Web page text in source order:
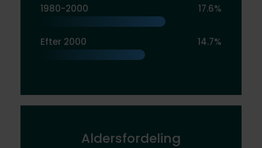
1980-2000 17.6%
Efter 2000 14.7%
Aldersfordeling